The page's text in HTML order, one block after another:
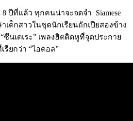
8 ปีที่แล้ว ทุกคนน่าจะจดจำ Siamese
าเด็กสาวในชุดนักเรียนถักเปียสองข้าง
“ซึนเดเระ” เพลงฮิตติดหูที่จุดประกาย
รียกว่า “ไอดอล”